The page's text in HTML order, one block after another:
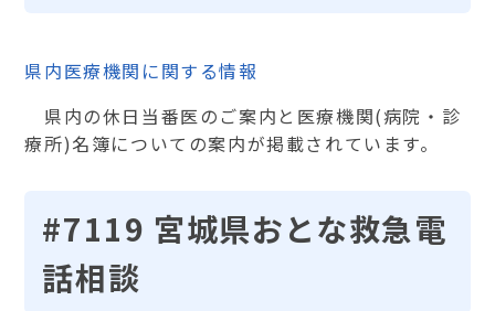
県内医療機関に関する情報
県内の休日当番医のご案内と医療機関(病院・診
療所)名簿についての案内が掲載されています。
#7119 宮城県おとな救急電
話相談